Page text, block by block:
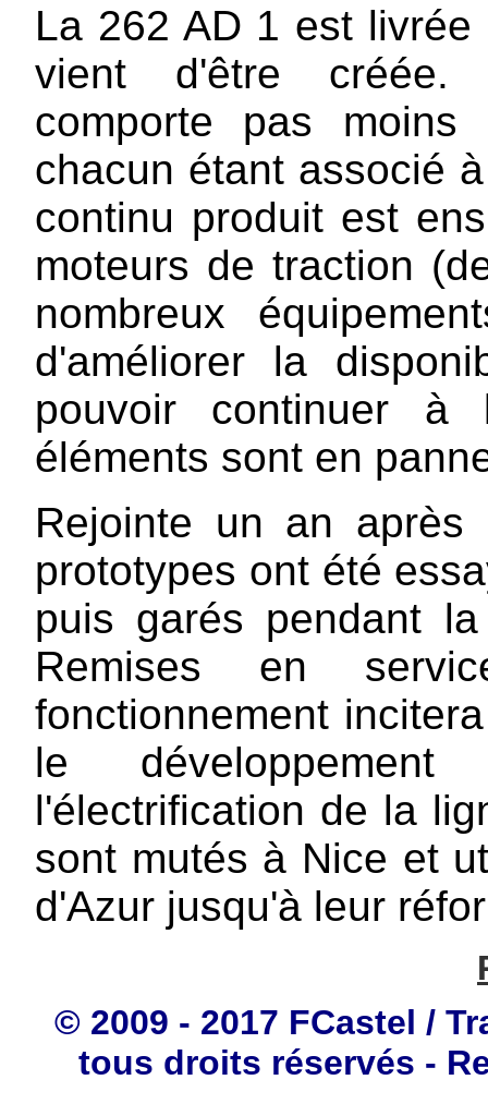
La 262 AD 1 est
vient d'être créée.
comporte pas moins
chacun étant associé
continu produit est
moteurs de traction
nombreux
d'améliorer la
pouvoir continuer à
éléments sont en
Rejointe un an
prototypes ont été
puis garés pendant
Remises en
fonctionnement
le
l'électrification de la
sont mutés à Nice et
d'Azur jusqu'à leur
© 2009 - 2017 FCastel /
tous droits réservés -